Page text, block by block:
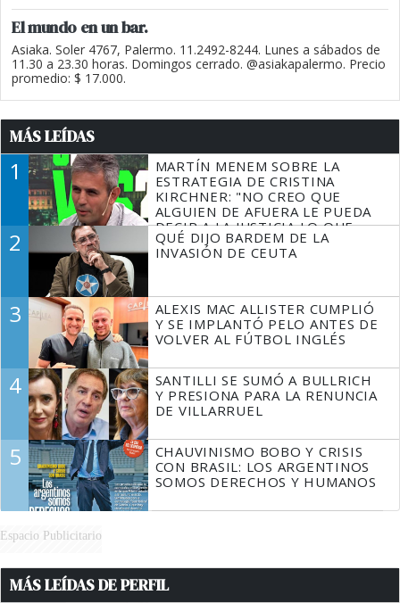
El mundo en un bar.
Asiaka. Soler 4767, Palermo. 11.2492-8244. Lunes a sábados de
11.30 a 23.30 horas. Domingos cerrado. @asiakapalermo. Precio
promedio: $ 17.000.
MÁS LEÍDAS
1
MARTÍN MENEM SOBRE LA
ESTRATEGIA DE CRISTINA
KIRCHNER: "NO CREO QUE
ALGUIEN DE AFUERA LE PUEDA
DECIR A LA JUSTICIA LO QUE
TIENE QUE HACER"
2
QUÉ DIJO BARDEM DE LA
INVASIÓN DE CEUTA
3
ALEXIS MAC ALLISTER CUMPLIÓ
Y SE IMPLANTÓ PELO ANTES DE
VOLVER AL FÚTBOL INGLÉS
4
SANTILLI SE SUMÓ A BULLRICH
Y PRESIONA PARA LA RENUNCIA
DE VILLARRUEL
5
CHAUVINISMO BOBO Y CRISIS
CON BRASIL: LOS ARGENTINOS
SOMOS DERECHOS Y HUMANOS
Espacio Publicitario
MÁS LEÍDAS DE PERFIL